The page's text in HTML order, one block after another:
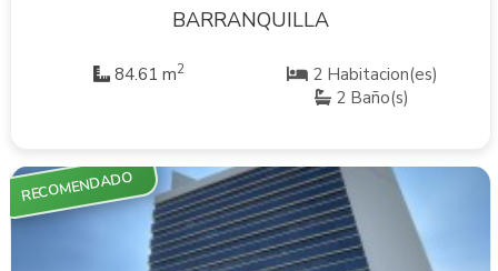
BARRANQUILLA
84.61 m2
2 Habitacion(es)
2 Baño(s)
RECOMENDADO